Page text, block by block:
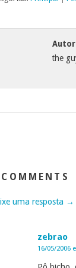
the
uma resposta →
zebrao
16/05/2006